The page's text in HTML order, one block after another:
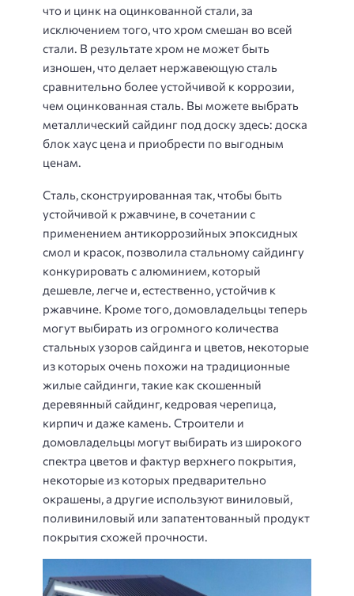
что и цинк на оцинкованной стали, за
исключением того, что хром смешан во всей
стали. В результате хром не может быть
изношен, что делает нержавеющую сталь
сравнительно более устойчивой к коррозии,
чем оцинкованная сталь. Вы можете выбрать
металлический сайдинг под доску здесь: доска
блок хаус цена и приобрести по выгодным
ценам.
Сталь, сконструированная так, чтобы быть
устойчивой к ржавчине, в сочетании с
применением антикоррозийных эпоксидных
смол и красок, позволила стальному сайдингу
конкурировать с алюминием, который
дешевле, легче и, естественно, устойчив к
ржавчине. Кроме того, домовладельцы теперь
могут выбирать из огромного количества
стальных узоров сайдинга и цветов, некоторые
из которых очень похожи на традиционные
жилые сайдинги, такие как скошенный
деревянный сайдинг, кедровая черепица,
кирпич и даже камень. Строители и
домовладельцы могут выбирать из широкого
спектра цветов и фактур верхнего покрытия,
некоторые из которых предварительно
окрашены, а другие используют виниловый,
поливиниловый или запатентованный продукт
покрытия схожей прочности.